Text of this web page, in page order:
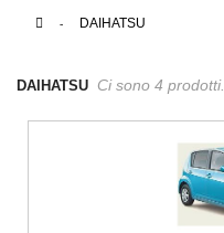
> DAIHATSU
DAIHATSU Ci sono 4 prodotti.